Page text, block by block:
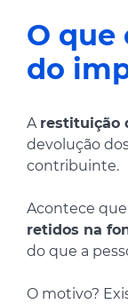
O que
do
A restituição
devolução
contribuinte.
Acontece
retidos na
do que a
O motivo?